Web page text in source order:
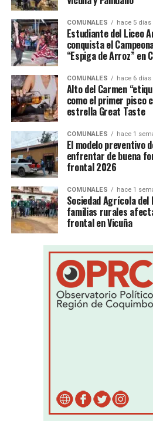
COMUNALES hace 5 días
Estudiante del Liceo
conquista el
“Espiga de Arroz” en
COMUNALES hace 6 días
Alto del Carmen
como el primer pisco
estrella Great Taste
COMUNALES hace 1
El modelo preventivo
enfrentar de buena
frontal 2026
COMUNALES hace 1
Sociedad Agrícola
familias rurales
frontal en Vicuña